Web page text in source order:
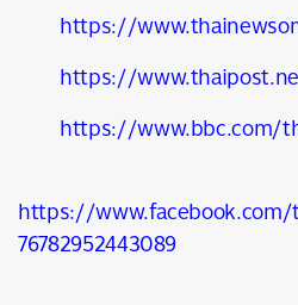
https://
https://
https://www.bbc.com/
https://
76782952443089